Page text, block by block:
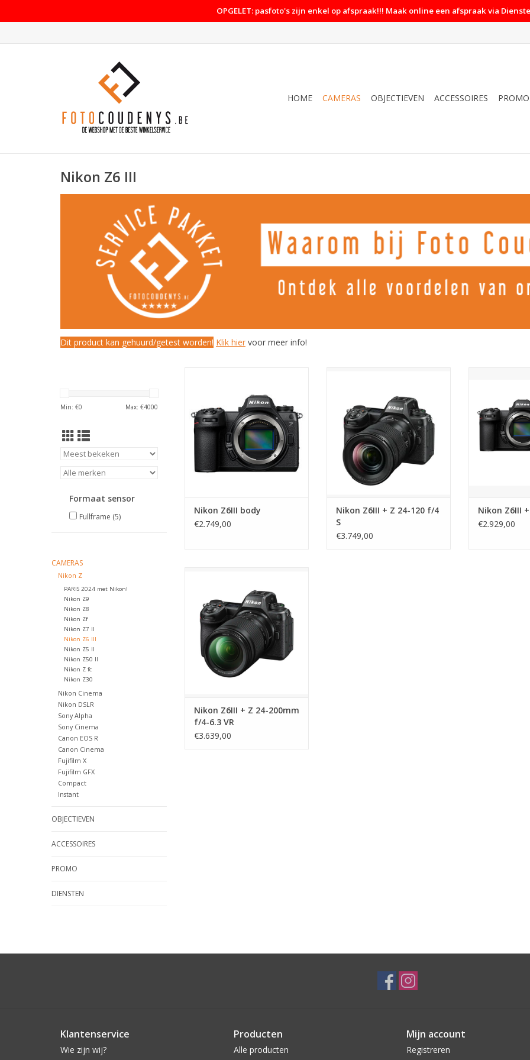
OPGELET: pasfoto's zijn enkel op afspraak!!! Maak online een afspraak via
HOME CAMERAS OBJECTIEVEN ACCESSOIRES PROMO
Nikon Z6 III
Dit product kan gehuurd/getest worden! Klik hier voor meer info!
Min: €0 Max: €4000
Formaat sensor
Fullframe (5)
CAMERAS
Nikon Z
PARIS 2024 met Nikon!
Nikon Z9
Nikon Z8
Nikon Zf
Nikon Z7 II
Nikon Z6 III
Nikon Z5 II
Nikon Z50 II
Nikon Z fc
Nikon Z30
Nikon Cinema
Nikon DSLR
Sony Alpha
Sony Cinema
Canon EOS R
Canon Cinema
Fujifilm X
Fujifilm GFX
Compact
Instant
OBJECTIEVEN
ACCESSOIRES
PROMO
DIENSTEN
Nikon Z6III body
€2.749,00
Nikon Z6III + Z 24-120 f/4
S
€3.749,00
Nikon Z6III
€2.929,00
TOEVOEGEN AAN WINKELWAGEN
Nikon Z6III + Z 24-200mm
f/4-6.3 VR
€3.639,00
Klantenservice
Wie zijn wij?
Producten
Alle producten
Mijn account
Registreren